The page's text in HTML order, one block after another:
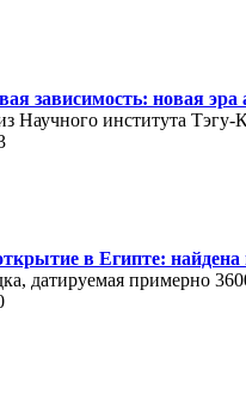
зависимость: новая эра
Научного института
в Египте: найдена
датируемая примерно